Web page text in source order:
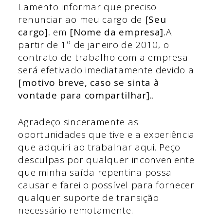
Lamento informar que preciso
renunciar ao meu cargo de [Seu
cargo]. em [Nome da empresa].A
partir de 1º de janeiro de 2010, o
contrato de trabalho com a empresa
será efetivado imediatamente devido a
[motivo breve, caso se sinta à
vontade para compartilhar]..
Agradeço sinceramente as
oportunidades que tive e a experiência
que adquiri ao trabalhar aqui. Peço
desculpas por qualquer inconveniente
que minha saída repentina possa
causar e farei o possível para fornecer
qualquer suporte de transição
necessário remotamente.